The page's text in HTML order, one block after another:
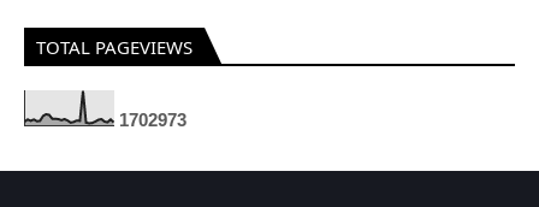
TOTAL PAGEVIEWS
1702973